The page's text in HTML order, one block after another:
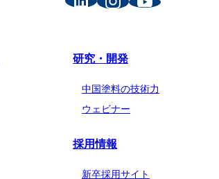
研究・開発
中国塗料の技術力
ウェビナー
採用情報
新卒採用サイト